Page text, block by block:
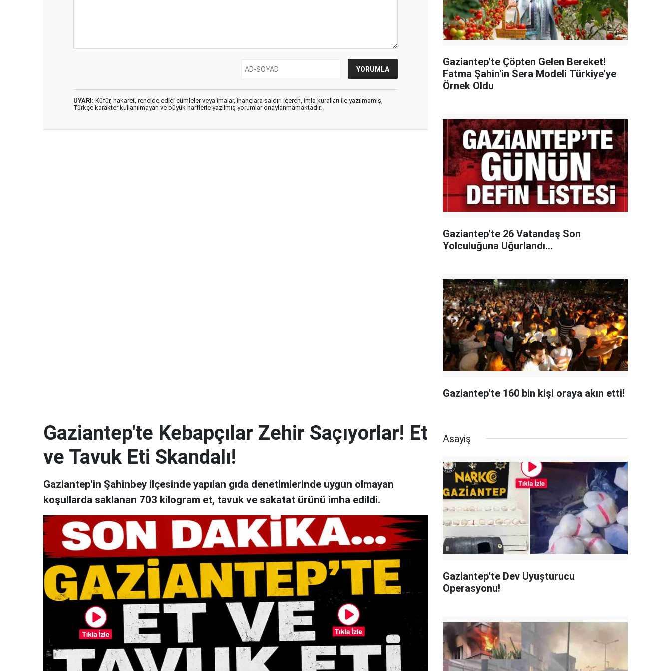
UYARI: Küfür, hakaret, rencide edici cümleler veya imalar, inançlara saldırı içeren, imla kuralları ile yazılmamış,
Türkçe karakter kullanılmayan ve büyük harflerle yazılmış yorumlar onaylanmamaktadır.
Gaziantep'te Çöpten Gelen Bereket!
Fatma Şahin'in Sera Modeli Türkiye'ye
Örnek Oldu
Gaziantep'te 26 Vatandaş Son
Yolculuğuna Uğurlandı...
Gaziantep'te 160 bin kişi oraya akın etti!
Gaziantep'te Kebapçılar Zehir Saçıyorlar! Et
ve Tavuk Eti Skandalı!
Gaziantep'in Şahinbey ilçesinde yapılan gıda denetimlerinde uygun olmayan
koşullarda saklanan 703 kilogram et, tavuk ve sakatat ürünü imha edildi.
Asayiş
Gaziantep'te Dev Uyuşturucu
Operasyonu!